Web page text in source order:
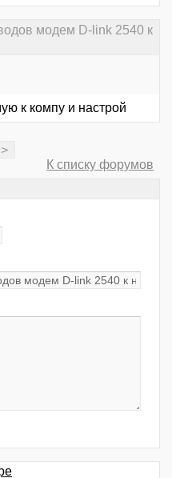
модем D-link 2540 к
к компу и настрой
>
К списку форумов